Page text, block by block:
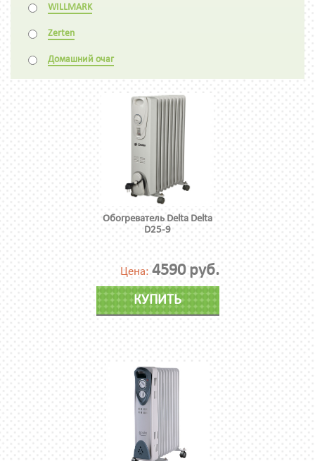
WILLMARK
Zerten
Домашний очаг
Обогреватель Delta Delta
D25-9
Цена: 4590 руб.
КУПИТЬ